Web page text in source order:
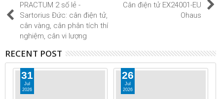
PRACTUM 2 số lẻ -
Sartorius Đức: cân điện tử,
cân vàng, cân phân tích thí
nghiệm, cân vi lượng
Cân điện tử EX24001-EU
Ohaus
RECENT POST
31
Jul
2026
26
Jul
2026